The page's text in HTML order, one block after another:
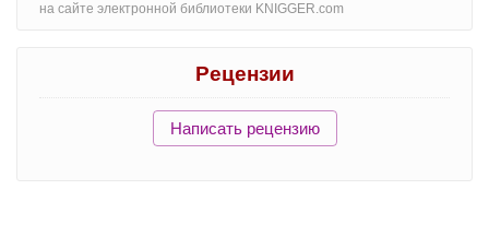
на сайте электронной библиотеки KNIGGER.com
Рецензии
Написать рецензию